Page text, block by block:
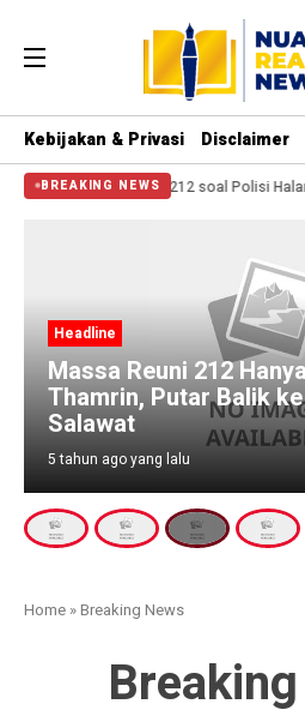
Kebijakan & Privasi Disclaimer
BREAKING NEWS
Orang Tewas PA 212 soal Polisi
Headline
Massa Reuni 212
Thamrin, Putar Balik
Salawat
5 tahun ago yang lalu
Home »Breaking News